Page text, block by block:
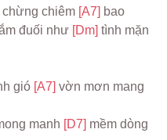
chiêm [A7] bao
đuối như [Dm] tình mặn
gió [A7] vờn mơn mang
manh [D7] mềm dòng